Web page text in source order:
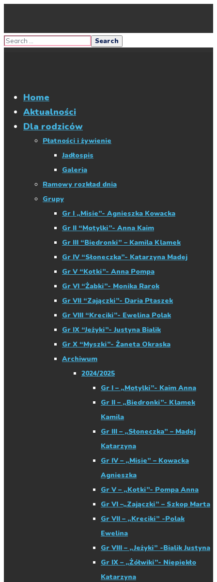
Home
Aktualności
Dla rodziców
Płatności i żywienie
Jadłospis
Galeria
Ramowy rozkład dnia
Grupy
Gr I „Misie”- Agnieszka Kowacka
Gr II “Motylki”- Anna Kaim
Gr III “Biedronki” – Kamila Klamek
Gr IV “Słoneczka”- Katarzyna Madej
Gr V “Kotki”- Anna Pompa
Gr VI “Żabki”- Monika Rarok
Gr VII “Zajączki”- Daria Ptaszek
Gr VIII “Kreciki”- Ewelina Polak
Gr IX “Jeżyki”- Justyna Bialik
Gr X “Myszki”- Żaneta Okraska
Archiwum
2024/2025
Gr I – „Motylki”- Kaim Anna
Gr II – „Biedronki”- Klamek
Kamila
Gr III – „Słoneczka” – Madej
Katarzyna
Gr IV – „Misie” – Kowacka
Agnieszka
Gr V – „Kotki”- Pompa Anna
Gr VI –„Zajączki” – Szkop Marta
Gr VII – „Kreciki” -Polak
Ewelina
Gr VIII – „Jeżyki” -Bialik Justyna
Gr IX – „Żółwiki”- Niepiekło
Katarzyna